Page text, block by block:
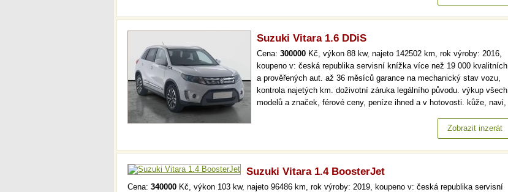
Suzuki Vitara 1.6 DDiS
Cena: 300000 Kč, výkon 88 kw, najeto 142502 km, rok výroby: 2016,
koupeno v: česká republika servisní knížka více než 19 000 kvalitních
a prověřených aut. až 36 měsíců garance na mechanický stav vozu,
kontrola najetých km. doživotní záruka legálního původu. výkup všech
modelů a značek, férové ceny, peníze ihned a v hotovosti. kůže, navi,
až 36 měsíců garance na mechanický stav vozu, kontrola…Zobrazit inzerát
Suzuki Vitara 1.4 BoosterJet
Cena: 340000 Kč, výkon 103 kw, najeto 96486 km, rok výroby: 2019, koupeno v: česká republika servisní